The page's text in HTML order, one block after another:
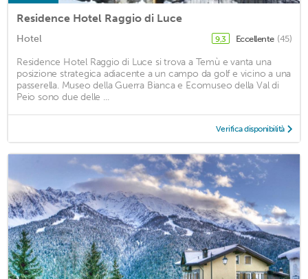
Residence Hotel Raggio di Luce
Hotel 9,3 Eccellente (45)
Residence Hotel Raggio di Luce si trova a Temù e vanta una
posizione strategica adiacente a un campo da golf e vicino a una
passerella. Museo della Guerra Bianca e Ecomuseo della Val di
Peio sono due delle ...
Verifica disponibilità